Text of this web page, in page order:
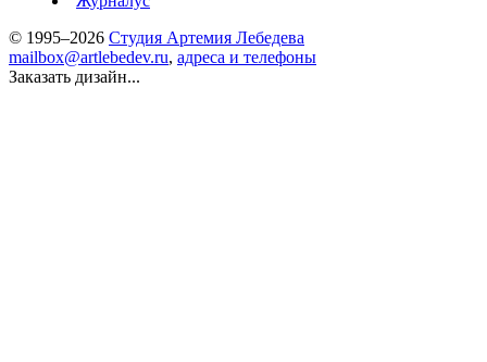
© 1995–2026 Студия Артемия Лебедева
mailbox@artlebedev.ru, адреса и телефоны
Заказать дизайн...